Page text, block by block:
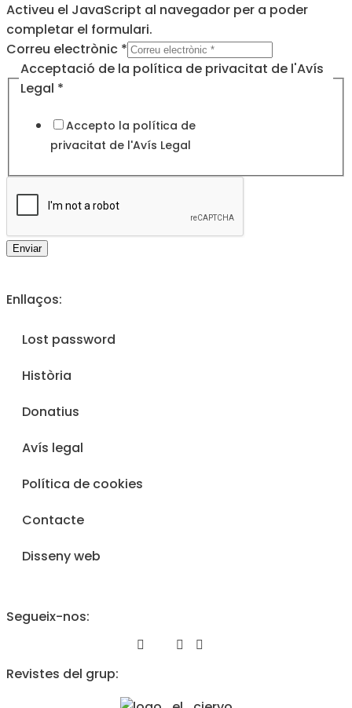
Activeu el JavaScript al navegador per a poder
completar el formulari.
Correu electrònic *
Acceptació
Acceptació de la política de privacitat de l'Avís
Legal *
Accepto la política de
privacitat de l'Avís Legal
Enviar
Enllaços:
Lost password
Història
Donatius
Avís legal
Política de cookies
Contacte
Disseny web
Segueix-nos:
Revistes del grup: